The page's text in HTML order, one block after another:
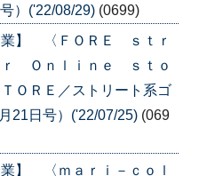
）('22/08/29) (0699)
業】 〈ＦＯＲＥ ｓｔｒ
Ｏｎｌｉｎｅ ｓｔｏ
ＯＲＥ／ストリート系ゴ
21日号）('22/07/25) (069
業】 〈ｍａｒｉ－ｃｏｌ